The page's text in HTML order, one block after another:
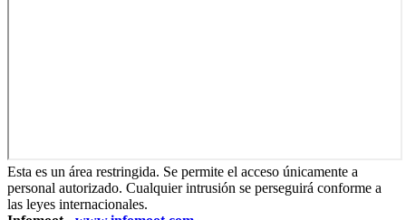
Esta es un área restringida. Se permite el acceso únicamente a
personal autorizado. Cualquier intrusión se perseguirá conforme a
las leyes internacionales.